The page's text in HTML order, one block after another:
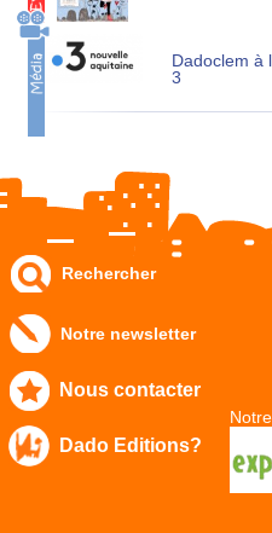
Dadoclem à
3
Notre newsletter
Nous contacter
Dado Editions?
Rechercher